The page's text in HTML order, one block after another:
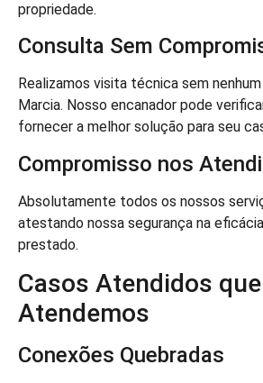
propriedade.
Consulta Sem
Realizamos visita técnica sem
Marcia. Nosso encanador pode
fornecer a melhor solução para seu
Compromisso nos
Absolutamente todos os nossos
atestando nossa segurança na
prestado.
Casos Atendidos que
Atendemos
Conexões Quebradas